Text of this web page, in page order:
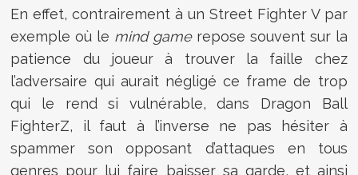
En effet, contrairement à un Street Fighter V par
exemple où le mind gamerepose souvent sur la
patience du joueur à trouver la faille chez
l’adversaire qui aurait négligé ce frame de trop
qui le rend si vulnérable, dans Dragon Ball
FighterZ, il faut à l’inverse ne pas hésiter à
spammer son opposant d’attaques en tous
genres pour lui faire baisser sa garde, et ainsi